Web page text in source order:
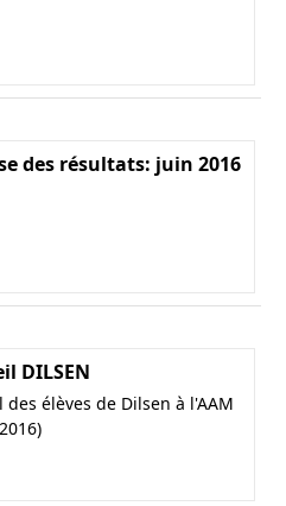
des résultats: juin 2016
DILSEN
des élèves de Dilsen à l'AAM